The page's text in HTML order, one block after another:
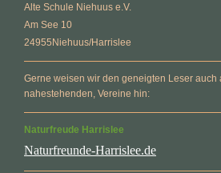
Alte Schule Niehuus e.V.
Am See 10
24955Niehuus/Harrislee
Gerne weisen wir den geneigten Leser auch
nahestehenden, Vereine hin:
Naturfreude Harrislee
Naturfreunde-Harrislee.de